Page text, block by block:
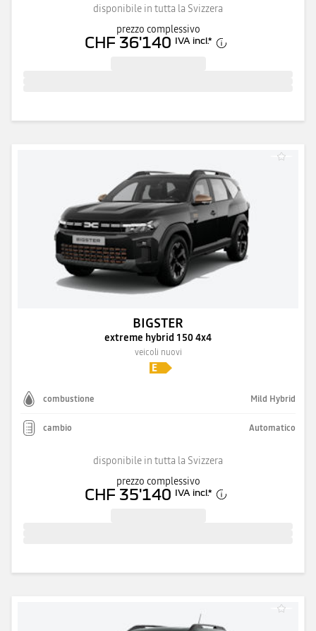
disponibile in tutta la Svizzera
prezzo complessivo
CHF 36'140 IVA incl.*
BIGSTER
extreme hybrid 150 4x4
veicoli nuovi
combustione Mild Hybrid
cambio Automatico
disponibile in tutta la Svizzera
prezzo complessivo
CHF 35'140 IVA incl.*